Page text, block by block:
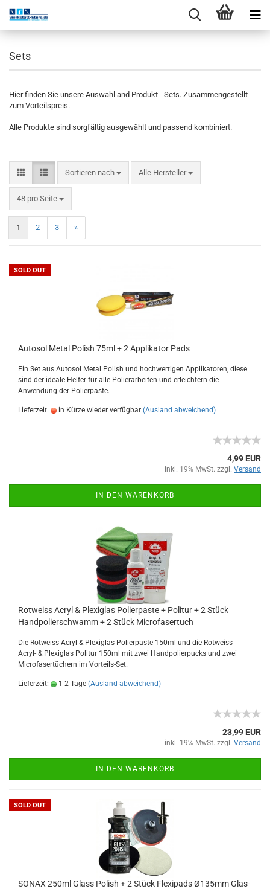
Sets
Hier finden Sie unsere Auswahl and Produkt - Sets. Zusammengestellt
zum Vorteilspreis.
Alle Produkte sind sorgfältig ausgewählt und passend kombiniert.
Sortieren nach Alle Hersteller
48 pro Seite
1 2 3 »
SOLD OUT
Autosol Metal Polish 75ml + 2 Applikator Pads
Ein Set aus Autosol Metal Polish und hochwertigen Applikatoren, diese
sind der ideale Helfer für alle Polierarbeiten und erleichtern die
Anwendung der Polierpaste.
Lieferzeit: in Kürze wieder verfügbar (Ausland abweichend)
4,99 EUR
inkl. 19% MwSt. zzgl. Versand
IN DEN WARENKORB
Rotweiss Acryl & Plexiglas Polierpaste + Politur + 2 Stück
Handpolierschwamm + 2 Stück Microfasertuch
Die Rotweiss Acryl & Plexiglas Polierpaste 150ml und die Rotweiss
Acryl- & Plexiglas Politur 150ml mit zwei Handpolierpucks und zwei
Microfasertüchern im Vorteils-Set.
Lieferzeit: 1-2 Tage (Ausland abweichend)
23,99 EUR
inkl. 19% MwSt. zzgl. Versand
IN DEN WARENKORB
SOLD OUT
SONAX 250ml Glass Polish + 2 Stück Flexipads Ø135mm Glas-